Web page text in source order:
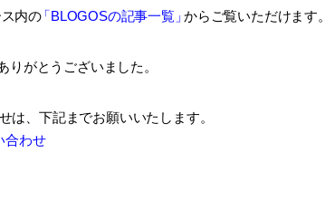
内の「BLOGOSの記事一覧」 からご覧いただけます。
りがとうございました。
は、 下記までお願いいたします。
合わせ